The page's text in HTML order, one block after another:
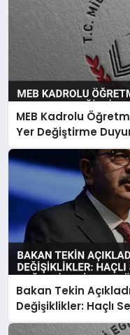
MEB Kadrolu
Yer Değiştirme
Bakan Tekin
Değişiklikler: Haçlı
Keşifler